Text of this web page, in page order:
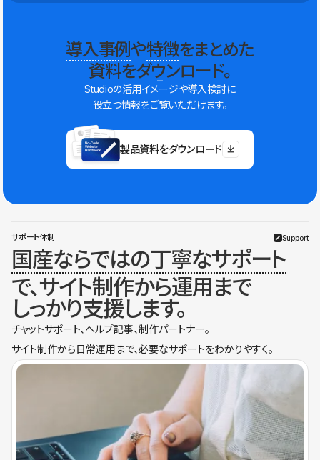
導入事例や特徴をまとめた
資料をダウンロード。
Studioの活用イメージや導入検討に
役立つ情報をご覧いただけます。
製品資料をダウンロード
サポート体制 Support
国産ならではの丁寧なサポート
で、サイト制作から運用まで
しっかり支援します。
チャットサポート、ヘルプ記事、制作パートナー。
サイト制作から日常運用まで、必要なサポートをわかりやすく。